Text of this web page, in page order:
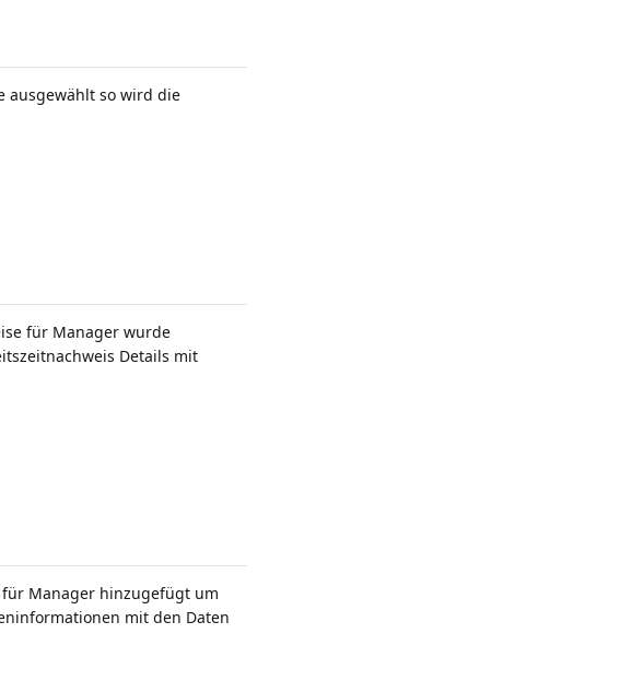
ausgewählt so wird die
für Manager wurde
Details mit
für Manager hinzugefügt um
mit den Daten